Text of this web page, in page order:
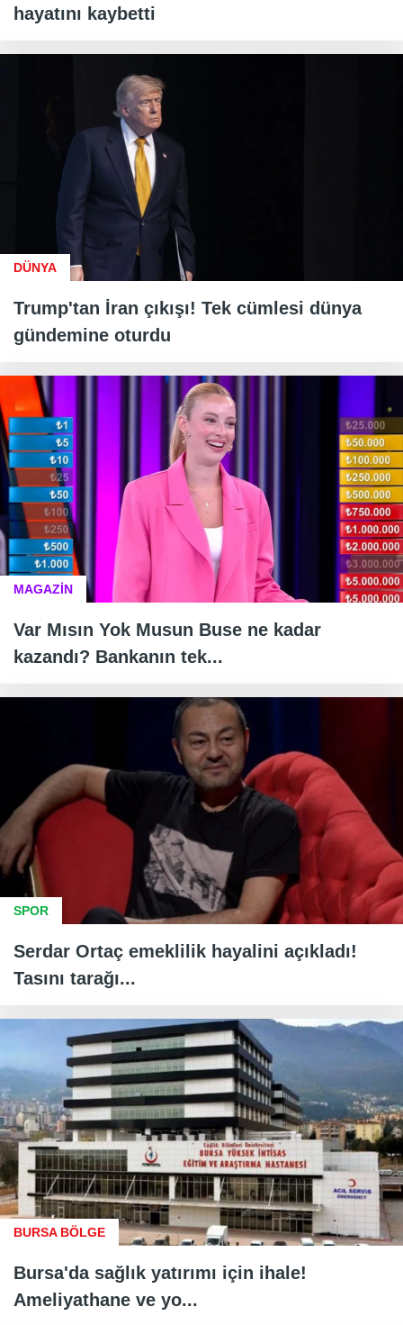
hayatını kaybetti
DÜNYA
Trump'tan İran çıkışı! Tek cümlesi dünya
gündemine oturdu
MAGAZİN
Var Mısın Yok Musun Buse ne kadar
kazandı? Bankanın tek...
SPOR
Serdar Ortaç emeklilik hayalini açıkladı!
Tasını tarağı...
BURSA BÖLGE
Bursa'da sağlık yatırımı için ihale!
Ameliyathane ve yo...